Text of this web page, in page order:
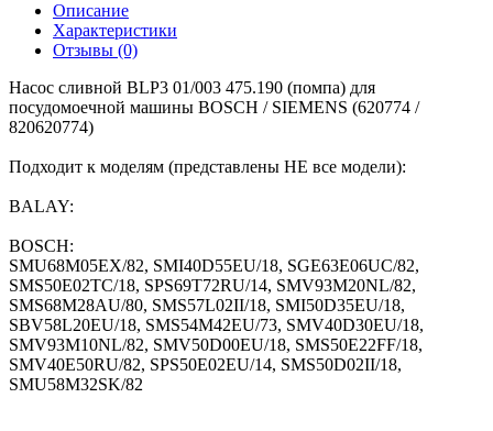
Описание
Характеристики
Отзывы (0)
Насос сливной BLP3 01/003 475.190 (помпа) для
посудомоечной машины BOSCH / SIEMENS (620774 /
820620774)
Подходит к моделям (представлены НЕ все модели):
BALAY:
BOSCH:
SMU68M05EX/82, SMI40D55EU/18, SGE63E06UC/82,
SMS50E02TC/18, SPS69T72RU/14, SMV93M20NL/82,
SMS68M28AU/80, SMS57L02II/18, SMI50D35EU/18,
SBV58L20EU/18, SMS54M42EU/73, SMV40D30EU/18,
SMV93M10NL/82, SMV50D00EU/18, SMS50E22FF/18,
SMV40E50RU/82, SPS50E02EU/14, SMS50D02II/18,
SMU58M32SK/82